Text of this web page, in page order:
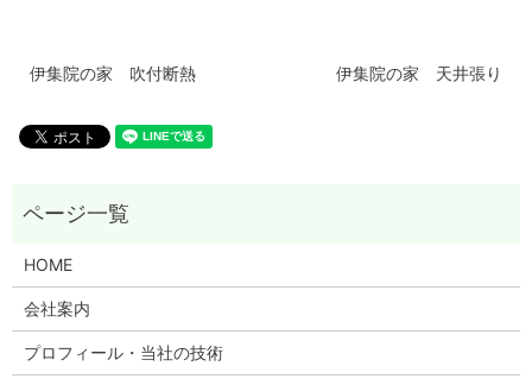
伊集院の家 吹付断熱 伊集院の家 天井張り
HOME
会社案内
プロフィール・当社の技術